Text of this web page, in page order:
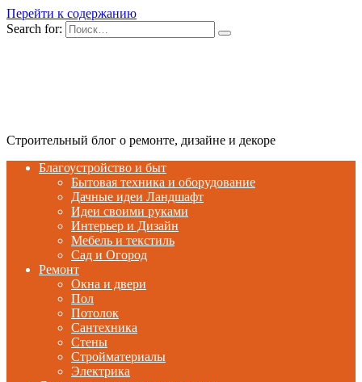
Перейти к содержанию
Search for:
Строительный блог о ремонте, дизайне и декоре
Благоустройство и быт
Бытовая техника и оборудование
Дачные идеи Ландшафт
Идеи своими руками
Интерьер и Дизайн
Мебель и текстиль
Сад и Огород
Ремонт
Окна и двери
Пол
Потолок
Сантехника
Стены
Стройматериалы
Электрика